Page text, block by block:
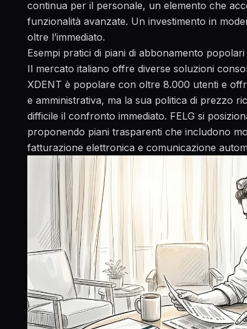
continua per il personale, un elemento che
funzionalità avanzate. Un investimento in
oltre l’immediato.
Esempi pratici di piani di abbonamento popolari
Il mercato italiano offre diverse soluzioni
XDENT è popolare con oltre 8.000 utenti e
e amministrativa, ma la sua politica di prezzo
difficile il confronto immediato. FELG si
proponendo piani trasparenti che includono
fatturazione elettronica e comunicazione